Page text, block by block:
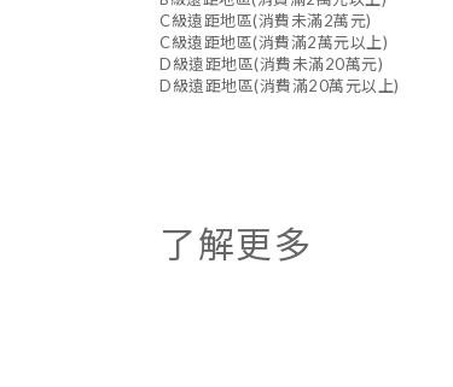
C級遠距地區(消費未滿2萬元)
C級遠距地區(消費滿2萬元以上)
D級遠距地區(消費未滿20萬元)
D級遠距地區(消費滿20萬元以上)
了解更多